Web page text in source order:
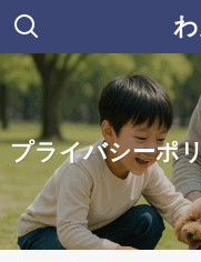
プライバシーポ